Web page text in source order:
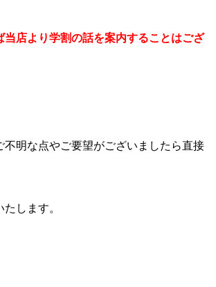
当店より学割の話を案内することはござ
不明な点やご要望がございましたら直接
します。